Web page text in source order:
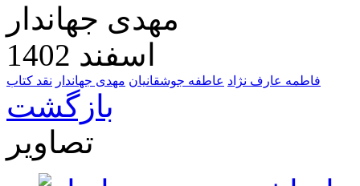
مهدی جهاندار
اسفند 1402
فاطمه عارف نژاد عاطفه جوشقانیان مهدی جهاندار نقد کتاب
بازگشت
تصاویر